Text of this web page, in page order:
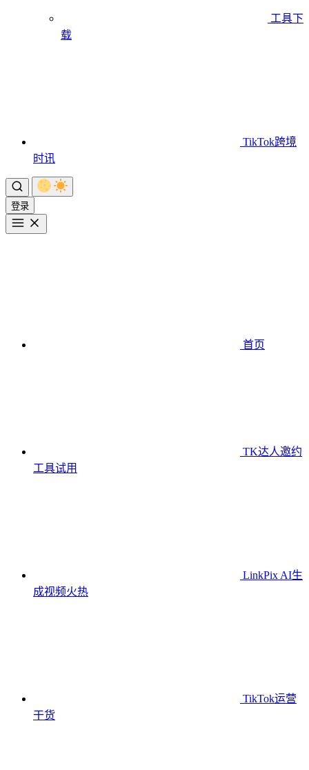
工具下
载
TikTok跨境
时讯
登录
首页
TK达人邀约
工具试用
LinkPix AI生
成视频火热
TikTok运营
干货